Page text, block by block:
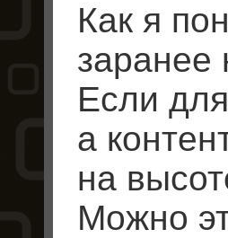
Как я
заранее
Если
а
на
Можно